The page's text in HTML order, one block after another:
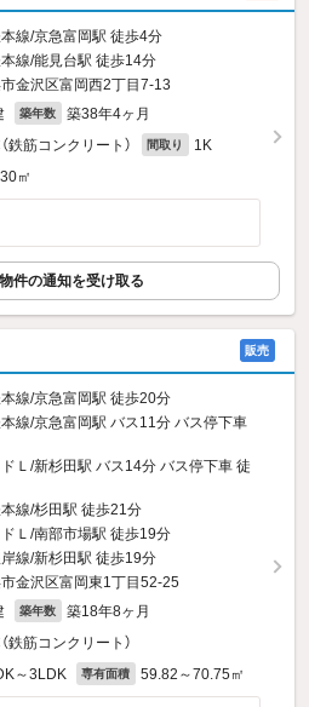
線/京急富岡駅 徒歩4分
線/能見台駅 徒歩14分
金沢区富岡西2丁目7-13
築年数 築38年4ヶ月
鉄筋コンクリート） 間取り 1K
㎡
件の通知を受け取る
販売
線/京急富岡駅 徒歩20分
線/京急富岡駅 バス11分 バス停下車
Ｌ/新杉田駅 バス14分 バス停下車 徒
線/杉田駅 徒歩21分
Ｌ/南部市場駅 徒歩19分
線/新杉田駅 徒歩19分
金沢区富岡東1丁目52-25
築年数 築18年8ヶ月
鉄筋コンクリート）
～3LDK 専有面積 59.82～70.75㎡